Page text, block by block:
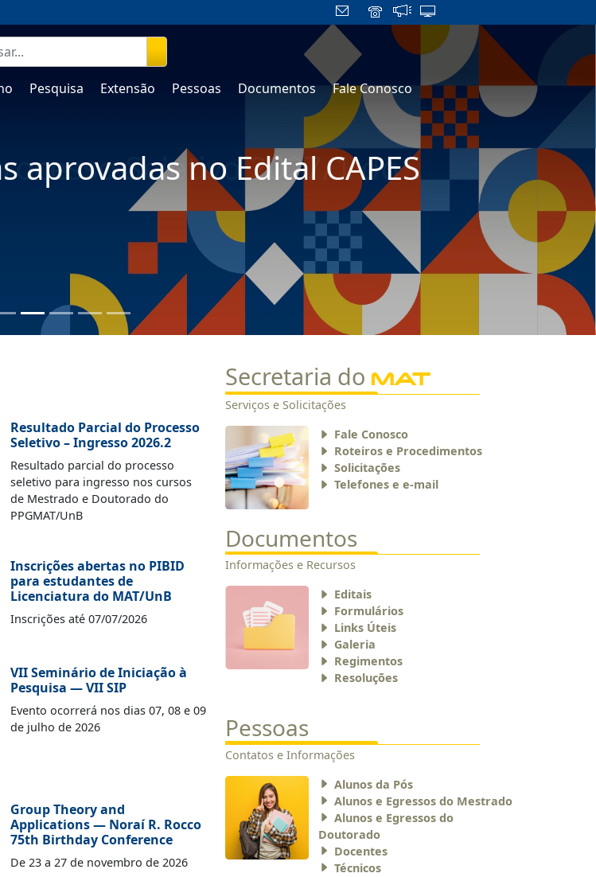
Fale Conosco
Pesquisa Extensão Pessoas Documentos Fale Conosco
aprovadas no Edital CAPES
Resultado Parcial do Processo
Seletivo – Ingresso 2026.2
Resultado parcial do processo
seletivo para ingresso nos cursos
de Mestrado e Doutorado do
PPGMAT/UnB
Inscrições abertas no PIBID
para estudantes de
Licenciatura do MAT/UnB
Inscrições até 07/07/2026
VII Seminário de Iniciação à
Pesquisa — VII SIP
Evento ocorrerá nos dias 07, 08 e 09
de julho de 2026
Group Theory and
Applications — Noraí R. Rocco
75th Birthday Conference
De 23 a 27 de novembro de 2026
Secretaria do MAT
Serviços e Solicitações
Fale Conosco
Roteiros e Procedimentos
Solicitações
Telefones e e-mail
Documentos
Informações e Recursos
Editais
Formulários
Links Úteis
Galeria
Regimentos
Resoluções
Pessoas
Contatos e Informações
Alunos da Pós
Alunos e Egressos do Mestrado
Alunos e Egressos do
Doutorado
Docentes
Técnicos